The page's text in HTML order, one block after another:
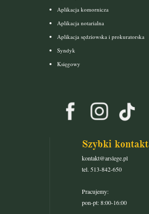
Aplikacja komornicza
Aplikacja notarialna
Aplikacja sędziowska i prokuratorska
Syndyk
Księgowy
Szybki kontakt
kontakt@arslege.pl
tel. 513-842-650
Pracujemy:
pon-pt: 8:00-16:00